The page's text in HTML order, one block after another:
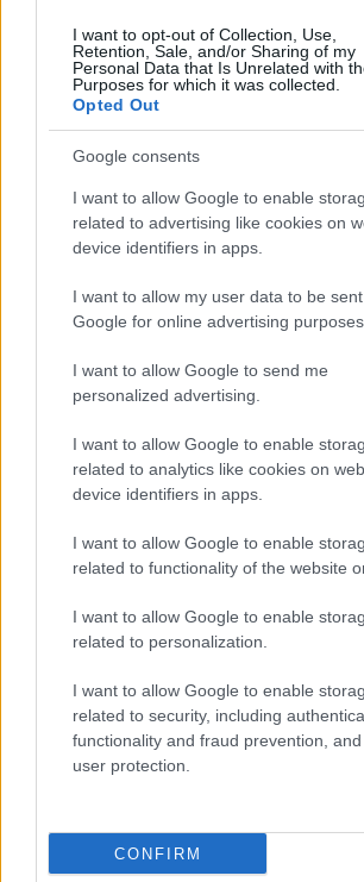
I want to opt-out of Collection, Use,
Retention, Sale, and/or Sharing of my
Personal Data that Is Unrelated with
Purposes for which it was collected.
Opted Out
Google consents
I want to allow Google to enable
related to advertising like cookies on
device identifiers in apps.
I want to allow my user data to be
Google for online advertising purposes.
I want to allow Google to send me
personalized advertising.
I want to allow Google to enable
related to analytics like cookies on
device identifiers in apps.
I want to allow Google to enable
related to functionality of the website
I want to allow Google to enable
related to personalization.
I want to allow Google to enable
related to security, including
functionality and fraud prevention,
user protection.
CONFIRM
Continua a leggere
ICA Milano presenta mostre,
l’autunno 2026
NEWS E ATTUALITÀ